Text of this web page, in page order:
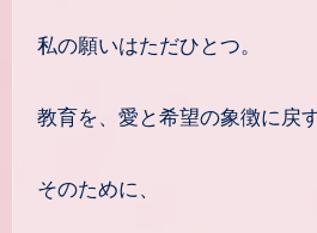
私の願いはただひとつ。
教育を、愛と希望の象徴に戻す
そのために、